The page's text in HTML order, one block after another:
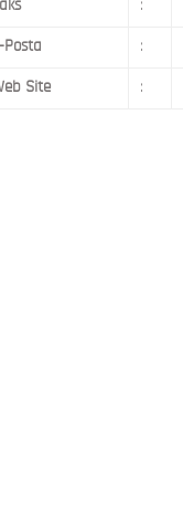
:
Posta :
Site :